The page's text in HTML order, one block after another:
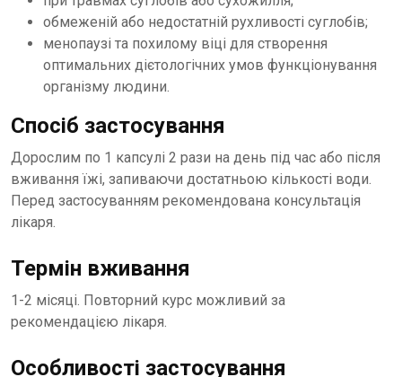
обмеженій або недостатній рухливості суглобів;
менопаузі та похилому віці для створення
оптимальних дієтологічних умов функціонування
організму людини.
Спосіб застосування
Дорослим по 1 капсулі 2 рази на день під час або після
вживання їжі, запиваючи достатньою кількості води.
Перед застосуванням рекомендована консультація
лікаря.
Термін вживання
1-2 місяці. Повторний курс можливий за
рекомендацією лікаря.
Особливості застосування